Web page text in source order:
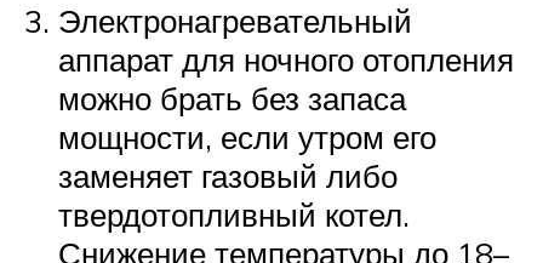
Электронагревательный
аппарат для ночного отопления
можно брать без запаса
мощности, если утром его
заменяет газовый либо
твердотопливный котел.
Снижение температуры до 18–